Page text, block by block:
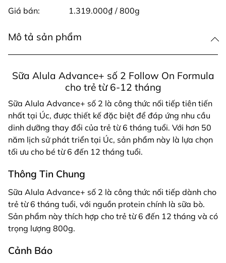
Giá bán: 1.319.000₫ / 800g
Mô tả sản phẩm
Sữa Alula Advance+ số 2 Follow On Formula
cho trẻ từ 6-12 tháng
Sữa Alula Advance+ số 2 là công thức nối tiếp tiên tiến
nhất tại Úc, được thiết kế đặc biệt để đáp ứng nhu cầu
dinh dưỡng thay đổi của trẻ từ 6 tháng tuổi. Với hơn 50
năm lịch sử phát triển tại Úc, sản phẩm này là lựa chọn
tối ưu cho bé từ 6 đến 12 tháng tuổi.
Thông Tin Chung
Sữa Alula Advance+ số 2 là công thức nối tiếp dành cho
trẻ từ 6 tháng tuổi, với nguồn protein chính là sữa bò.
Sản phẩm này thích hợp cho trẻ từ 6 đến 12 tháng và có
trọng lượng 800g.
Cảnh Báo